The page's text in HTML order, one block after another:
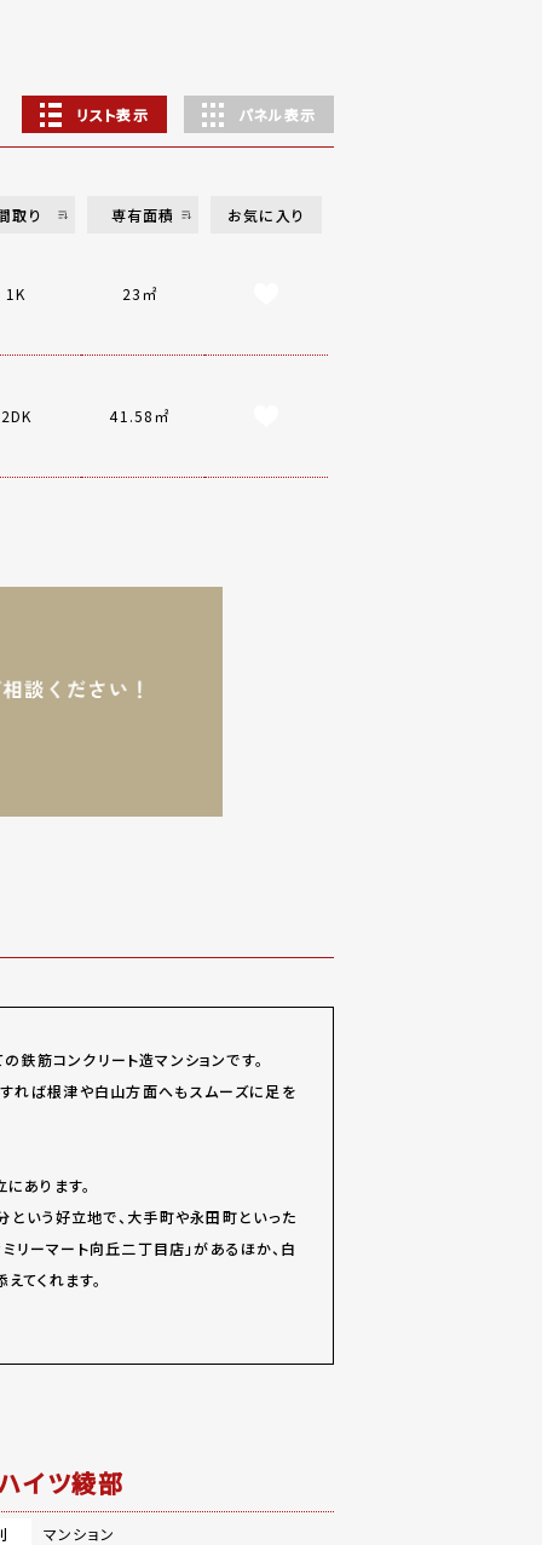
リスト表示 パネル表示
取り 専有面積 お気に入り
1K 23㎡
2DK 41.58㎡
筋コンクリート造マンションです。
れば根津や白山方面へもスムーズに足を
あります。
という好立地で、大手町や永田町といった
リーマート向丘二丁目店」があるほか、白
てくれます。
イツ綾部
マンション